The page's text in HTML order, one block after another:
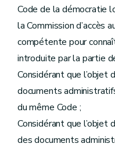
Code de la démocratie
la Commission d’accès
compétente pour
introduite par la partie
Considérant que l’objet
documents
du même Code ;
Considérant que l’objet
des documents